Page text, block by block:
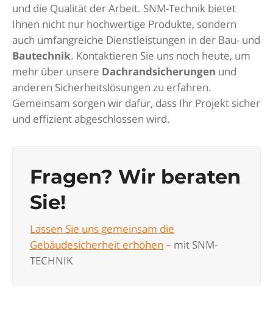
und die Qualität der Arbeit. SNM-Technik bietet
Ihnen nicht nur hochwertige Produkte, sondern
auch umfangreiche Dienstleistungen in der Bau- und
Bautechnik. Kontaktieren Sie uns noch heute, um
mehr über unsere Dachrandsicherungen und
anderen Sicherheitslösungen zu erfahren.
Gemeinsam sorgen wir dafür, dass Ihr Projekt sicher
und effizient abgeschlossen wird.
Fragen? Wir beraten
Sie!
Lassen Sie uns gemeinsam die
Gebäudesicherheit erhöhen – mit SNM-
TECHNIK